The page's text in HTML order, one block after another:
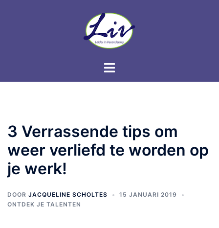
3 Verrassende tips om
weer verliefd te worden op
je werk!
DOOR JACQUELINE SCHOLTES
15 JANUARI 2019
ONTDEK JE TALENTEN